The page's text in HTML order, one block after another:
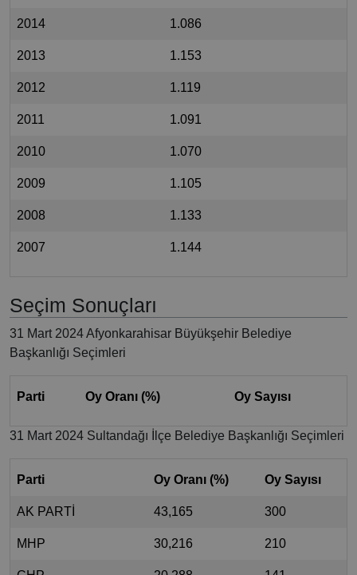
2014 1.086
2013 1.153
2012 1.119
2011 1.091
2010 1.070
2009 1.105
2008 1.133
2007 1.144
Seçim Sonuçları
31 Mart 2024 Afyonkarahisar Büyükşehir Belediye
Başkanlığı Seçimleri
Parti Oy Oranı (%) Oy Sayısı
31 Mart 2024 Sultandağı İlçe Belediye Başkanlığı Seçimleri
Parti Oy Oranı (%) Oy Sayısı
AK PARTİ 43,165 300
MHP 30,216 210